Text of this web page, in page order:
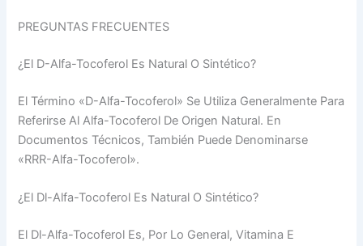
PREGUNTAS FRECUENTES
¿El D-Alfa-Tocoferol Es Natural O Sintético?
El Término «D-Alfa-Tocoferol» Se Utiliza Generalmente Para
Referirse Al Alfa-Tocoferol De Origen Natural. En
Documentos Técnicos, También Puede Denominarse
«RRR-Alfa-Tocoferol».
¿El Dl-Alfa-Tocoferol Es Natural O Sintético?
El Dl-Alfa-Tocoferol Es, Por Lo General, Vitamina E